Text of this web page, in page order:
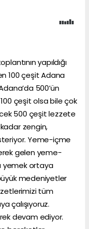
yapıldığı
100 çeşit Adana
500’ün
çeşit olsa bile çok
500 çeşit lezzete
zengin,
Yeme-içme
gelen yeme-
yemek ortaya
medeniyetler
tüm
çalışıyoruz.
devam ediyor.